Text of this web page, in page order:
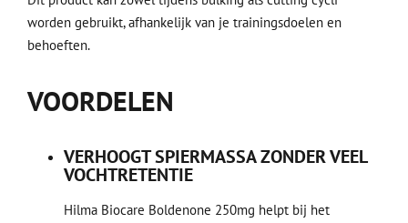
worden gebruikt, afhankelijk van je trainingsdoelen en
behoeften.
VOORDELEN
VERHOOGT SPIERMASSA ZONDER VEEL
VOCHTRETENTIE
Hilma Biocare Boldenone 250mg helpt bij het